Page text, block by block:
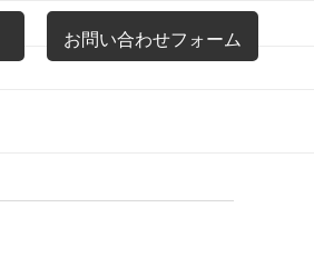
お問い合わせフォーム